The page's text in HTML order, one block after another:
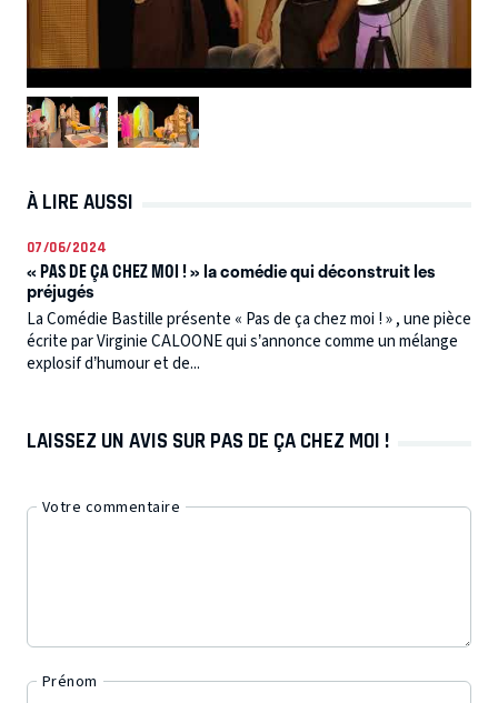
À LIRE AUSSI
07/06/2024
« PAS DE ÇA CHEZ MOI ! » la comédie qui déconstruit les
préjugés
La Comédie Bastille présente « Pas de ça chez moi ! » , une pièce
écrite par Virginie CALOONE qui s’annonce comme un mélange
explosif d’humour et de...
LAISSEZ UN AVIS SUR PAS DE ÇA CHEZ MOI !
Votre commentaire
Prénom